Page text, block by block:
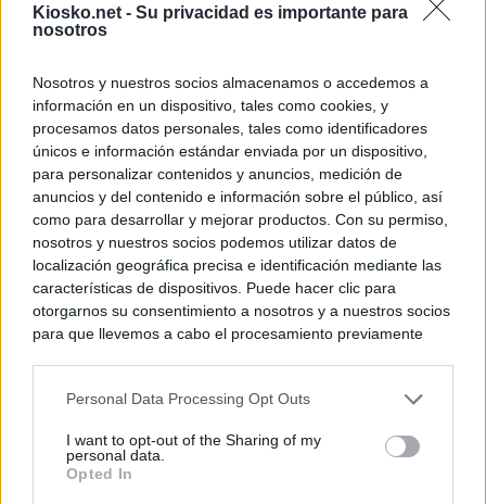
Kiosko.net - Su privacidad es importante para
nosotros
Nosotros y nuestros socios almacenamos o accedemos a
información en un dispositivo, tales como cookies, y
procesamos datos personales, tales como identificadores
únicos e información estándar enviada por un dispositivo,
para personalizar contenidos y anuncios, medición de
anuncios y del contenido e información sobre el público, así
como para desarrollar y mejorar productos. Con su permiso,
nosotros y nuestros socios podemos utilizar datos de
localización geográfica precisa e identificación mediante las
características de dispositivos. Puede hacer clic para
otorgarnos su consentimiento a nosotros y a nuestros socios
para que llevemos a cabo el procesamiento previamente
negar su consentimiento. Tenga en cuenta que algún
de su consentimiento, pero usted tiene el derecho de
rechazar tal procesamiento. Sus preferencias se aplicarán
Personal Data Processing Opt Outs
I want to opt-out of the Sharing of my
personal data.
Opted In